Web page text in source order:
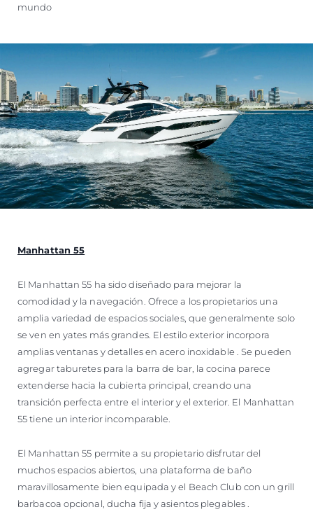
mundo
Manhattan 55
El Manhattan 55 ha sido diseñado para mejorar la
comodidad y la navegación. Ofrece a los propietarios una
amplia variedad de espacios sociales, que generalmente solo
se ven en yates más grandes. El estilo exterior incorpora
amplias ventanas y detalles en acero inoxidable . Se pueden
agregar taburetes para la barra de bar, la cocina parece
extenderse hacia la cubierta principal, creando una
transición perfecta entre el interior y el exterior. El Manhattan
55 tiene un interior incomparable.
El Manhattan 55 permite a su propietario disfrutar del
muchos espacios abiertos, una plataforma de baño
maravillosamente bien equipada y el Beach Club con un grill
barbacoa opcional, ducha fija y asientos plegables .